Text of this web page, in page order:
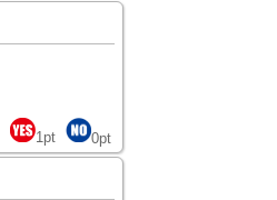
1pt 0pt